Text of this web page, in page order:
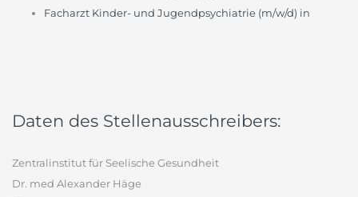
Facharzt Kinder- und Jugendpsychiatrie (m/w/d) in
Daten des Stellenausschreibers:
Zentralinstitut für Seelische Gesundheit
Dr. med Alexander Häge